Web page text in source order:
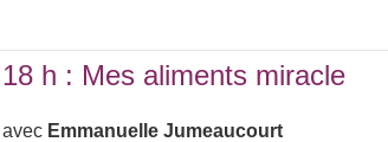
18 h : Mes aliments miracle
avec Emmanuelle Jumeaucourt